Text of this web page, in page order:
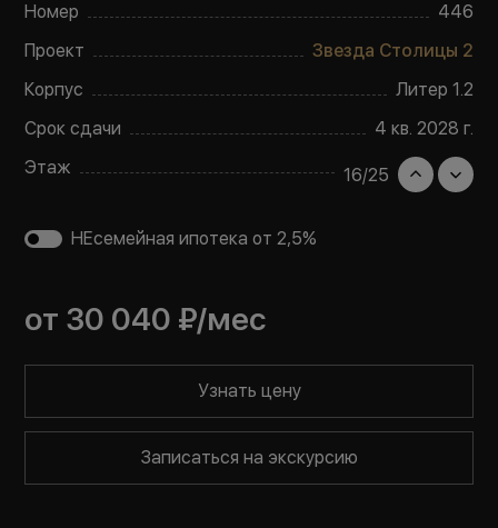
Номер
446
Проект
Звезда Столицы 2
Корпус
Литер 1.2
Срок сдачи
4 кв. 2028 г.
Этаж
16/25
НЕсемейная ипотека от 2,5%
от 30 040 ₽/мес
Узнать цену
Записаться на экскурсию